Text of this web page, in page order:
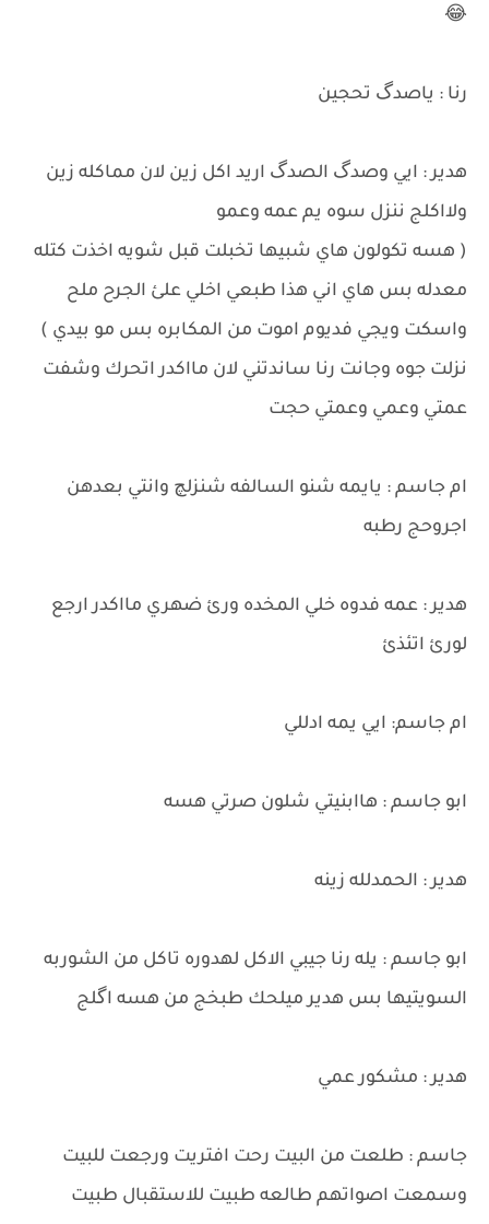
😂
رنا : ياصدگ تحجين
هدير : ايي وصدگ الصدگ اريد اكل زين لان مماكله زين
ولااكلج ننزل سوه يم عمه وعمو
( هسه تكولون هاي شبيها تخبلت قبل شويه اخذت كتله
معدله بس هاي اني هذا طبعي اخلي علئ الجرح ملح
واسكت ويجي فديوم اموت من المكابره بس مو بيدي )
نزلت جوه وجانت رنا ساندتني لان مااكدر اتحرك وشفت
عمتي وعمي وعمتي حجت
ام جاسم : يايمه شنو السالفه شنزلچ وانتي بعدهن
اجروحج رطبه
هدير : عمه فدوه خلي المخده ورئ ضهري مااكدر ارجع
لورئ اتئذئ
ام جاسم: ايي يمه ادللي
ابو جاسم : هاابنيتي شلون صرتي هسه
هدير : الحمدلله زينه
ابو جاسم : يله رنا جيبي الاكل لهدوره تاكل من الشوربه
السويتيها بس هدير ميلحك طبخج من هسه اگلج
هدير : مشكور عمي
جاسم : طلعت من البيت رحت افتريت ورجعت للبيت
وسمعت اصواتهم طالعه طبيت للاستقبال طبيت